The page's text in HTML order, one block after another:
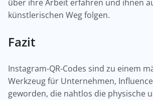
über ihre Arbeit erfahren und ihnen
künstlerischen Weg folgen.
Fazit
Instagram-QR-Codes sind zu einem
Werkzeug für Unternehmen,
geworden, die nahtlos die physische